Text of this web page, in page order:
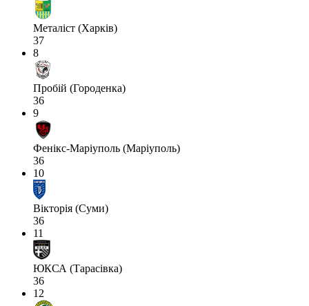
Металіст (Харків)
37
8
Пробій (Городенка)
36
9
Фенікс-Маріуполь (Маріуполь)
36
10
Вікторія (Суми)
36
11
ЮКСА (Тарасівка)
36
12